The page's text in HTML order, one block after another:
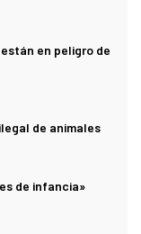
en peligro de
de animales
de infancia»